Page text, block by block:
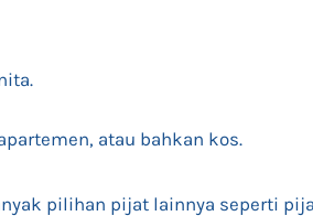
atau bahkan kos.
pilihan pijat lainnya seperti